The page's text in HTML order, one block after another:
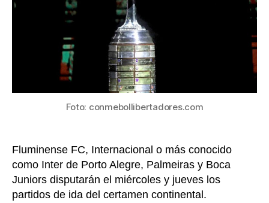
de
Foto: conmebollibertadores.com
Fluminense FC, Internacional o más conocido
como Inter de Porto Alegre, Palmeiras y Boca
Juniors disputarán el miércoles y jueves los
partidos de ida del certamen continental.